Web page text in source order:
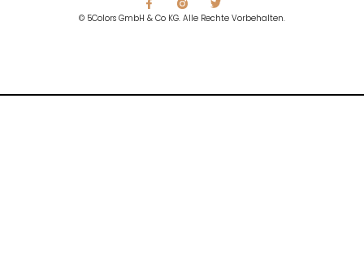
© 5Colors GmbH & Co KG. Alle Rechte Vorbehalten.